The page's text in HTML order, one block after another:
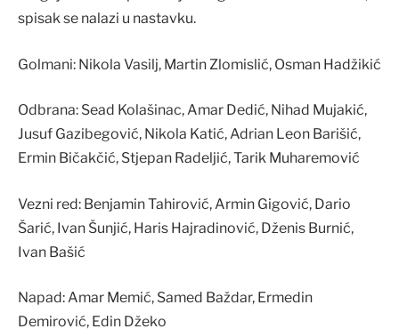
spisak se nalazi u nastavku.
Golmani: Nikola Vasilj, Martin Zlomislić, Osman Hadžikić
Odbrana: Sead Kolašinac, Amar Dedić, Nihad Mujakić,
Jusuf Gazibegović, Nikola Katić, Adrian Leon Barišić,
Ermin Bičakčić, Stjepan Radeljić, Tarik Muharemović
Vezni red: Benjamin Tahirović, Armin Gigović, Dario
Šarić, Ivan Šunjić, Haris Hajradinović, Dženis Burnić,
Ivan Bašić
Napad: Amar Memić, Samed Baždar, Ermedin
Demirović, Edin Džeko